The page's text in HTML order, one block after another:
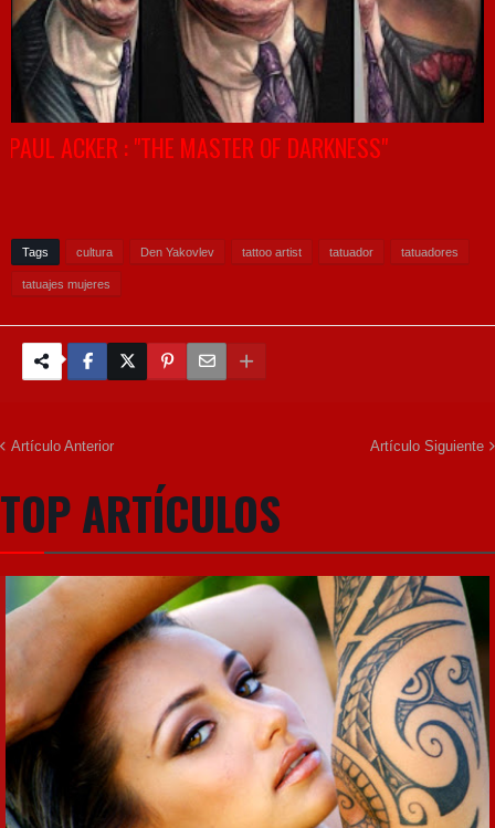
PAUL ACKER : "THE MASTER OF DARKNESS"
Tags cultura Den Yakovlev tattoo artist tatuador tatuadores
tatuajes mujeres
Artículo Anterior Artículo Siguiente
TOP ARTÍCULOS